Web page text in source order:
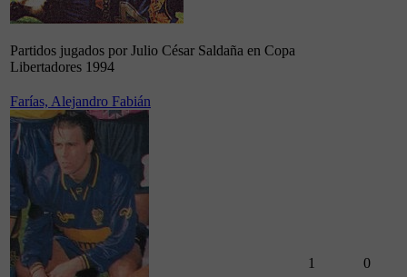
Partidos jugados por Julio César Saldaña en Copa
Libertadores 1994
Farías, Alejandro Fabián
1 0